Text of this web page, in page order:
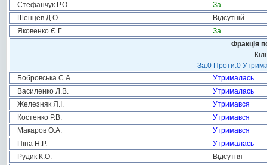
Стефанчук Р.О.
За
Шенцев Д.О.
Відсутній
Яковенко Є.Г.
За
Фракція
За:0 Проти:0
Бобровська С.А.
Утрималась
Василенко Л.В.
Утрималась
Железняк Я.І.
Утримався
Костенко Р.В.
Утримався
Макаров О.А.
Утримався
Піпа Н.Р.
Утрималась
Рудик К.О.
Відсутня